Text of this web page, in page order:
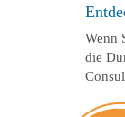
Wenn
die